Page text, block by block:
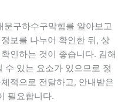
구하수구막힘를 알아보고
보를 나누어 확인한 뒤, 상
인하는 것이 좋습니다. 김해
수 있는 요소가 있으므로 정
적으로 전달하고, 안내받은
필요합니다.